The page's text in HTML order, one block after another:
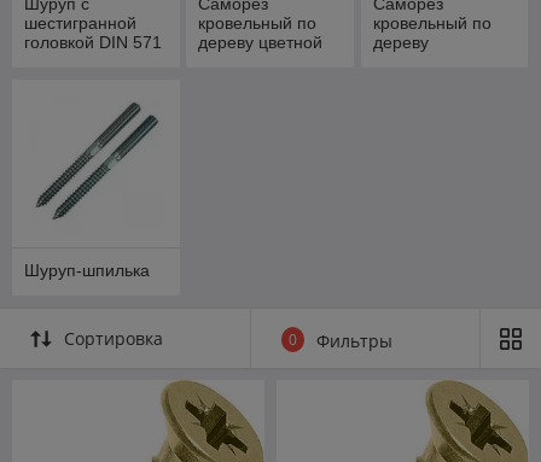
шестигранной
головкой DIN 571
кровельный по
дереву цветной
кровельный по
дереву
Шуруп-шпилька
Сортировка 0 Фильтры